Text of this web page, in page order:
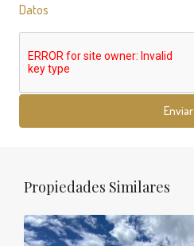
Datos
Enviar
Propiedades Similares